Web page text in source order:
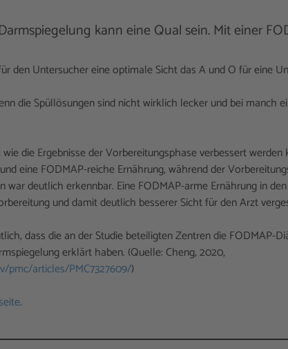
kann eine Qual sein. Mit einer
den Untersucher eine optimale Sicht das A und O für eine
die Spüllösungen sind nicht wirklich lecker und bei manch
die Ergebnisse der Vorbereitungsphase verbessert
eine FODMAP-reiche Ernährung, während der
war deutlich erkennbar. Eine FODMAP-arme Ernährung in
und damit deutlich besserer Sicht für den Arzt
dass die an der Studie beteiligten Zentren die FODMAP-
erklärt haben. (Quelle: Cheng, 2020,
pmc/articles/PMC7327609/)
.